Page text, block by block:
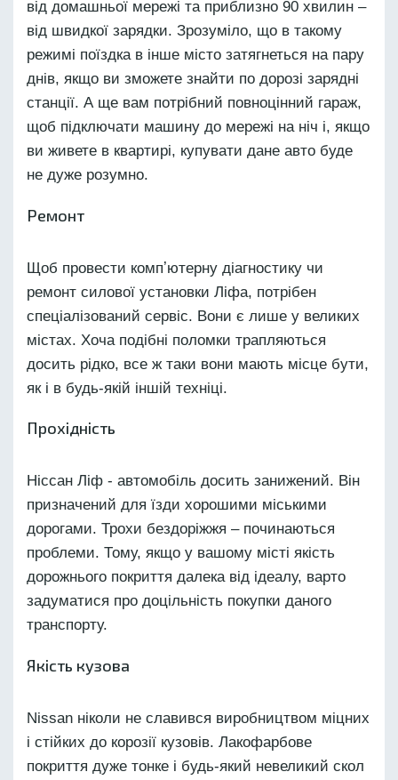
від домашньої мережі та приблизно 90 хвилин –
від швидкої зарядки. Зрозуміло, що в такому
режимі поїздка в інше місто затягнеться на пару
днів, якщо ви зможете знайти по дорозі зарядні
станції. А ще вам потрібний повноцінний гараж,
щоб підключати машину до мережі на ніч і, якщо
ви живете в квартирі, купувати дане авто буде
не дуже розумно.
Ремонт
Щоб провести компʼютерну діагностику чи
ремонт силової установки Ліфа, потрібен
спеціалізований сервіс. Вони є лише у великих
містах. Хоча подібні поломки трапляються
досить рідко, все ж таки вони мають місце бути,
як і в будь-якій іншій техніці.
Прохідність
Ніссан Ліф - автомобіль досить занижений. Він
призначений для їзди хорошими міськими
дорогами. Трохи бездоріжжя – починаються
проблеми. Тому, якщо у вашому місті якість
дорожнього покриття далека від ідеалу, варто
задуматися про доцільність покупки даного
транспорту.
Якість кузова
Nissan ніколи не славився виробництвом міцних
і стійких до корозії кузовів. Лакофарбове
покриття дуже тонке і будь-який невеликий скол